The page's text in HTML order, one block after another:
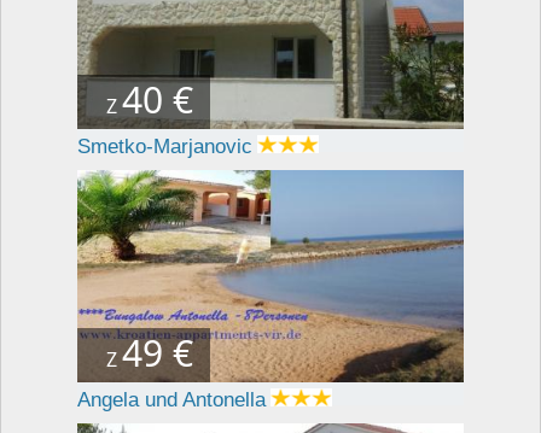
Z40 €
Smetko-Marjanovic
Z49 €
Angela und Antonella